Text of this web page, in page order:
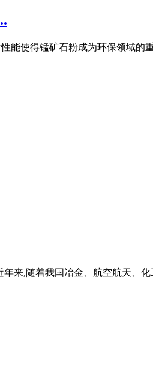
能使得锰矿石粉成为环保领域的重
来,随着我国冶金、航空航天、